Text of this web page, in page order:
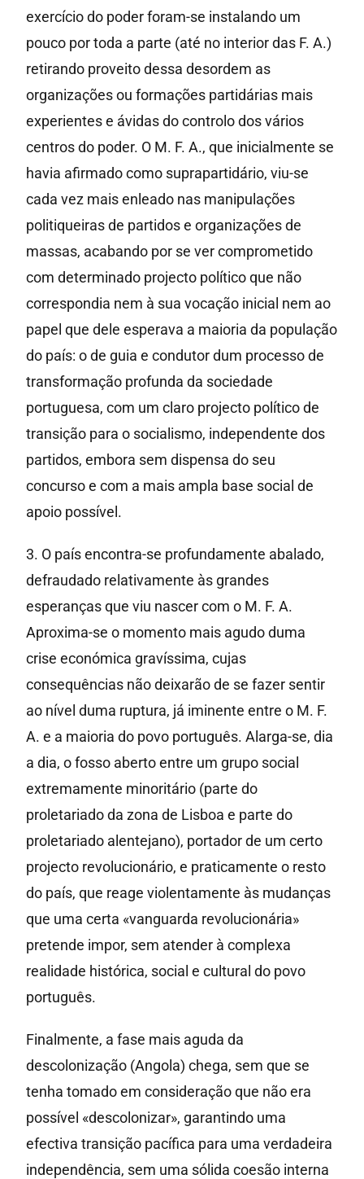
exercício do poder foram-se instalando um
pouco por toda a parte (até no interior das F. A.)
retirando proveito dessa desordem as
organizações ou formações partidárias mais
experientes e ávidas do controlo dos vários
centros do poder. O M. F. A., que inicialmente se
havia afirmado como suprapartidário, viu-se
cada vez mais enleado nas manipulações
politiqueiras de partidos e organizações de
massas, acabando por se ver comprometido
com determinado projecto político que não
correspondia nem à sua vocação inicial nem ao
papel que dele esperava a maioria da população
do país: o de guia e condutor dum processo de
transformação profunda da sociedade
portuguesa, com um claro projecto político de
transição para o socialismo, independente dos
partidos, embora sem dispensa do seu
concurso e com a mais ampla base social de
apoio possível.
3. O país encontra-se profundamente abalado,
defraudado relativamente às grandes
esperanças que viu nascer com o M. F. A.
Aproxima-se o momento mais agudo duma
crise económica gravíssima, cujas
consequências não deixarão de se fazer sentir
ao nível duma ruptura, já iminente entre o M. F.
A. e a maioria do povo português. Alarga-se, dia
a dia, o fosso aberto entre um grupo social
extremamente minoritário (parte do
proletariado da zona de Lisboa e parte do
proletariado alentejano), portador de um certo
projecto revolucionário, e praticamente o resto
do país, que reage violentamente às mudanças
que uma certa «vanguarda revolucionária»
pretende impor, sem atender à complexa
realidade histórica, social e cultural do povo
português.
Finalmente, a fase mais aguda da
descolonização (Angola) chega, sem que se
tenha tomado em consideração que não era
possível «descolonizar», garantindo uma
efectiva transição pacífica para uma verdadeira
independência, sem uma sólida coesão interna